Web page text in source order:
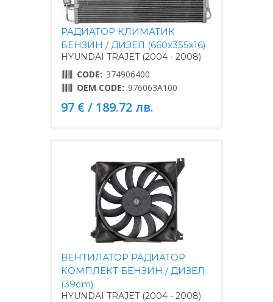
РАДИАТОР КЛИМАТИК
БЕНЗИН / ДИЗЕЛ (660x355x16)
HYUNDAI TRAJET (2004 - 2008)
CODE: 374906400
OEM CODE: 976063A100
97 € / 189.72 лв.
ВЕНТИЛАТОР РАДИАТОР
КОМПЛЕКТ БЕНЗИН / ДИЗЕЛ
(39cm)
HYUNDAI TRAJET (2004 - 2008)